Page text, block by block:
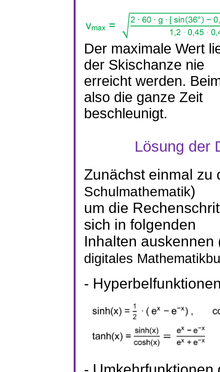
Der maximale Wert
der Skischanze nie
erreicht werden.
also die ganze Zeit
beschleunigt.
Lösung der
Zunächst einmal
Schulmathematik)
um die
sich in folgenden
Inhalten auskennen
digitales
-